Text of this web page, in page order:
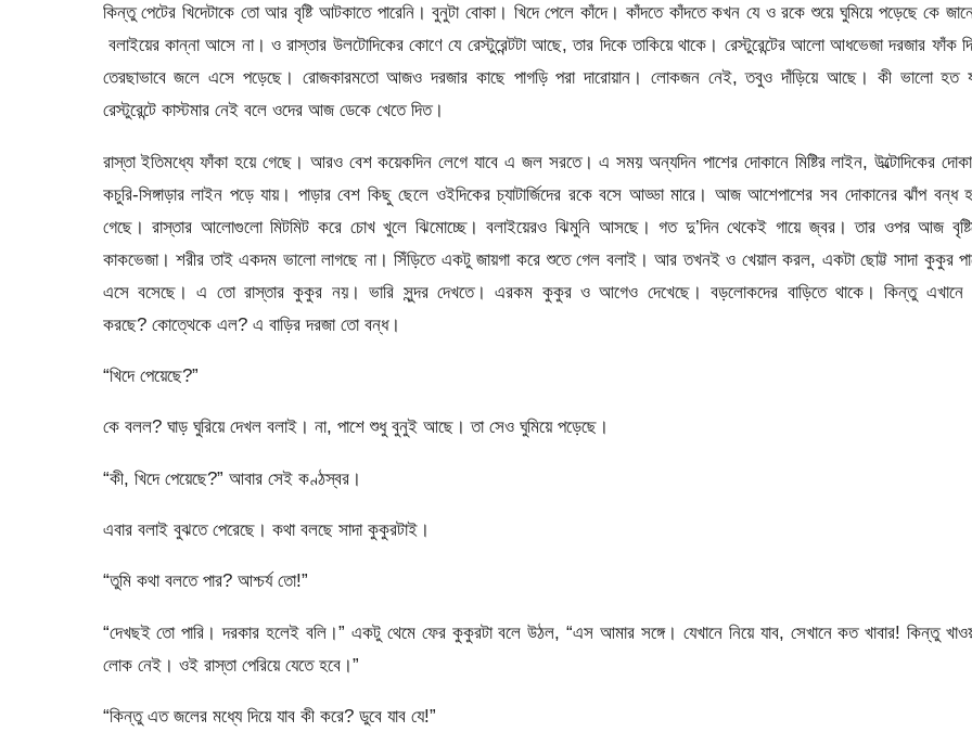
কিন্তু পেটের খিদেটাকে তো আর বৃষ্টি আটকাতে পারেনি। বুনুটা বোকা। খিদে পেলে কাঁদে। কাঁদতে কাঁদতে কখন যে ও রকে শুয়ে ঘুমিয়ে পড়েছে কে
বলাইয়ের কান্না আসে না। ও রাস্তার উলটোদিকের কোণে যে রেস্টুরেন্টটা আছে, তার দিকে তাকিয়ে থাকে। রেস্টুরেন্টের আলো আধভেজা দরজার ফাঁক
তেরছাভাবে জলে এসে পড়েছে। রোজকারমতো আজও দরজার কাছে পাগড়ি পরা দারোয়ান। লোকজন নেই, তবুও দাঁড়িয়ে আছে। কী ভালো হত
রেস্টুরেন্টে কাস্টমার নেই বলে ওদের আজ ডেকে খেতে দিত।
রাস্তা ইতিমধ্যে ফাঁকা হয়ে গেছে। আরও বেশ কয়েকদিন লেগে যাবে এ জল সরতে। এ সময় অন্যদিন পাশের দোকানে মিষ্টির লাইন, উল্টোদিকের
কচুরি-সিঙ্গাড়ার লাইন পড়ে যায়। পাড়ার বেশ কিছু ছেলে ওইদিকের চ্যাটার্জিদের রকে বসে আড্ডা মারে। আজ আশেপাশের সব দোকানের ঝাঁপ বন্ধ
গেছে। রাস্তার আলোগুলো মিটমিট করে চোখ খুলে ঝিমোচ্ছে। বলাইয়েরও ঝিমুনি আসছে। গত দু’দিন থেকেই গায়ে জ্বর। তার ওপর আজ
কাকভেজা। শরীর তাই একদম ভালো লাগছে না। সিঁড়িতে একটু জায়গা করে শুতে গেল বলাই। আর তখনই ও খেয়াল করল, একটা ছোট্ট সাদা কুকুর
এসে বসেছে। এ তো রাস্তার কুকুর নয়। ভারি সুন্দর দেখতে। এরকম কুকুর ও আগেও দেখেছে। বড়লোকদের বাড়িতে থাকে। কিন্তু এখানে
করছে? কোত্থেকে এল? এ বাড়ির দরজা তো বন্ধ।
“খিদে পেয়েছে?”
কে বলল? ঘাড় ঘুরিয়ে দেখল বলাই। না, পাশে শুধু বুনুই আছে। তা সেও ঘুমিয়ে পড়েছে।
“কী, খিদে পেয়েছে?” আবার সেই কণ্ঠস্বর।
এবার বলাই বুঝতে পেরেছে। কথা বলছে সাদা কুকুরটাই।
“তুমি কথা বলতে পার? আশ্চর্য তো!”
“দেখছই তো পারি। দরকার হলেই বলি।” একটু থেমে ফের কুকুরটা বলে উঠল, “এস আমার সঙ্গে। যেখানে নিয়ে যাব, সেখানে কত খাবার! কিন্তু
লোক নেই। ওই রাস্তা পেরিয়ে যেতে হবে।”
“কিন্তু এত জলের মধ্যে দিয়ে যাব কী করে? ডুবে যাব যে!”